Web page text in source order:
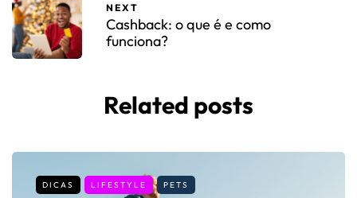
NEXT
Cashback: o que é e como
funciona?
Related posts
DICAS LIFESTYLE PETS